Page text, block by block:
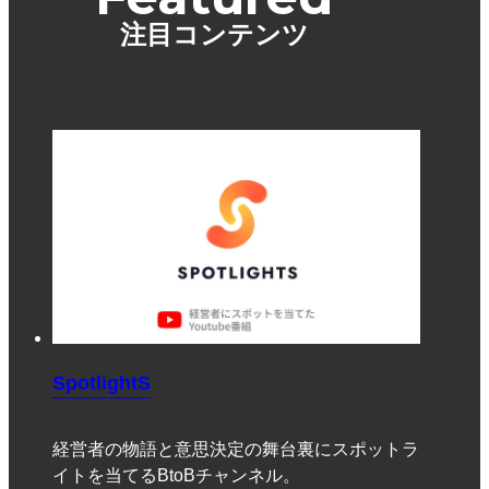
注目コンテンツ
SpotlightS
経営者の物語と意思決定の舞台裏にスポットラ
イトを当てるBtoBチャンネル。